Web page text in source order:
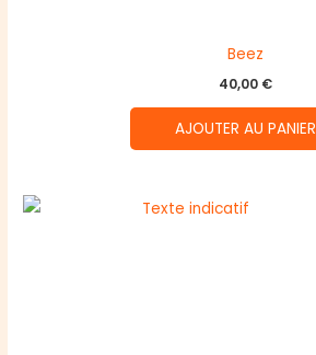
Beez
40,00 €
AJOUTER AU PANIER